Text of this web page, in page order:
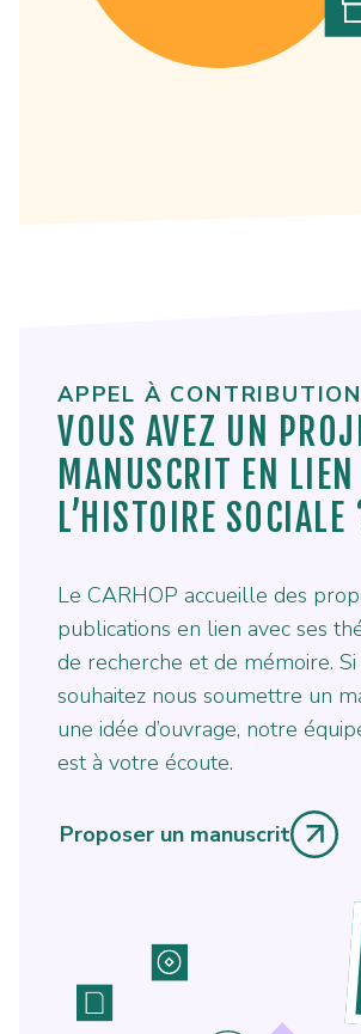
APPEL À CONTRIBUTION
VOUS AVEZ UN
MANUSCRIT EN LIEN
L’HISTOIRE SOCIALE
Le CARHOP accueille des
publications en lien avec ses
de recherche et de mémoire. Si
souhaitez nous soumettre un
une idée d’ouvrage, notre
est à votre écoute.
Proposer un manuscrit